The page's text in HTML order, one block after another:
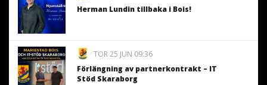
Herman Lundin tillbaka i Bois!
TOR 25 JUN 09:36
Förlängning av partnerkontrakt – IT
Stöd Skaraborg